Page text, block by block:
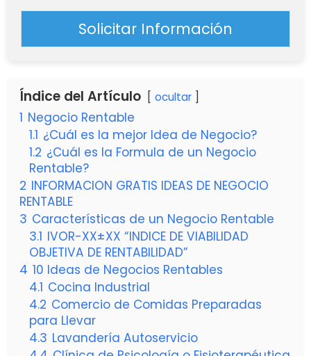
Solicitar Información
Índice del Artículo ocultar
1 Negocio Rentable
1.1 ¿Cuál es la mejor Idea de Negocio?
1.2 ¿Cuál es la Formula de un Negocio
Rentable?
2 INFORMACION GRATIS IDEAS DE NEGOCIO
RENTABLE
3 Características de un Negocio Rentable
3.1 IVOR-XX±XX “INDICE DE VIABILIDAD
OBJETIVA DE RENTABILIDAD”
4 10 Ideas de Negocios Rentables
4.1 Cocina Industrial
4.2 Comercio de Comidas Preparadas
para Llevar
4.3 Lavandería Autoservicio